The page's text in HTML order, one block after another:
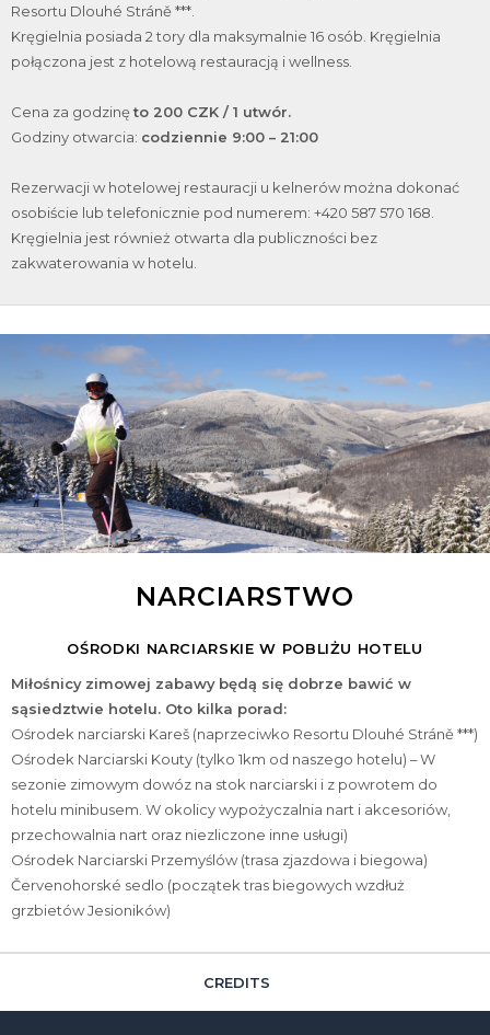
Resortu Dlouhé Stráně ***.
Kręgielnia posiada 2 tory dla maksymalnie 16 osób. Kręgielnia
połączona jest z hotelową restauracją i wellness.
Cena za godzinęto 200 CZK / 1 utwór.
Godziny otwarcia: codziennie 9:00 – 21:00
Rezerwacji w hotelowej restauracji u kelnerów można dokonać
osobiście lub telefonicznie pod numerem: +420 587 570 168.
Kręgielnia jest również otwarta dla publiczności bez
zakwaterowania w hotelu.
NARCIARSTWO
OŚRODKI NARCIARSKIE W POBLIŻU HOTELU
Miłośnicy zimowej zabawy będą się dobrze bawić w
sąsiedztwie hotelu. Oto kilka porad:
Ośrodek narciarski Kareš (naprzeciwko Resortu Dlouhé Stráně ***)
Ośrodek Narciarski Kouty (tylko 1km od naszego hotelu) – W
sezonie zimowym dowóz na stok narciarski i z powrotem do
hotelu minibusem. W okolicy wypożyczalnia nart i akcesoriów,
przechowalnia nart oraz niezliczone inne usługi)
Ośrodek Narciarski Przemyślów (trasa zjazdowa i biegowa)
Červenohorské sedlo (początek tras biegowych wzdłuż
grzbietów Jesioników)
CREDITS